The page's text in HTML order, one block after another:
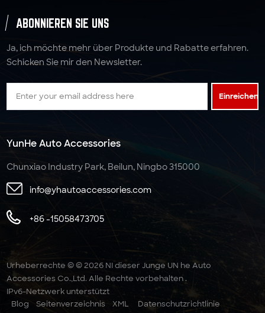
ABONNIEREN SIE UNS
Ja, ich möchte mehr über Produkte und Rabatte erfahren.
Schicken Sie mir den Newsletter.
Einreichen
YunHe Auto Accessories
Chunxiao Industry Park, Beilun, Ningbo 315000
info@yhautoaccessories.com
+86 -15058473705
Urheberrechte © © 2026 NI dieser Junge UN he Auto
Accessories Co.,Ltd. Alle Rechte vorbehalten .
IPv6-Netzwerk unterstützt
Blog
Seitenverzeichnis XML Datenschutzrichtlinie